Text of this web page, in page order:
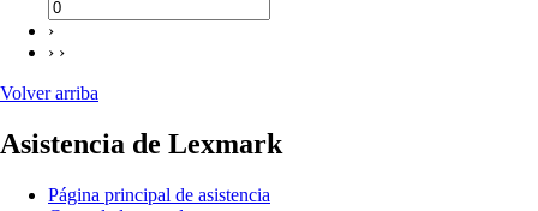
›
› ›
Volver arriba
Asistencia de Lexmark
Página principal de asistencia